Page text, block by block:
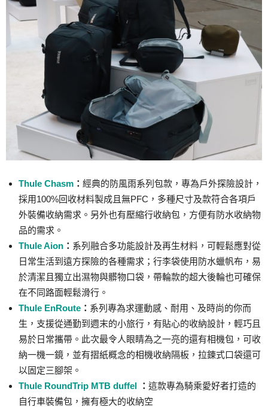
Thule Chasm ： 經典的防風雨系列包款，專為戶外探險設計，
採用100%回收材料製成且無PFC，多種尺寸及款符合各項戶
外裝備收納需求。另外也有壓縮行收納包，方便有防水收納物
品的需求。
Thule Aion ： 系列融合多功能設計及再生材料，可輕鬆應對從
日常生活到遠方探險的各種需求；行李袋使用防水蠟帆布，易
於清潔且獨立出濕物與髒物口袋，帶輪款的超大後輪也可確保
在不同路面輕鬆滑行。
Thule EnRoute ： 系列專為求運動感、耐用、及時尚的你而
生，支援從通勤到週末的小旅行，有貼心的收納設計，輕巧且
易於日常攜帶。此次最令人眼睛為之一亮的還有相機包，可收
納一機一鏡，並有摺紙概念的相機收納隔板，拉錬式口袋還可
以固定三腳架。
Thule RoundTrip MTB duffel ： 這款專為騎乘愛好者打造的
自行車裝備包，擁有極大的收納空